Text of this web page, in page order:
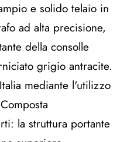
e solido telaio in
ad alta precisione,
della consolle
grigio antracite.
mediante l'utilizzo
la struttura portante